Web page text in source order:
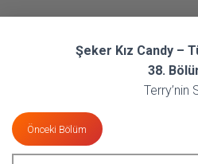
Şeker Kız Candy –
38.
Terry’nin
Önceki Bölüm